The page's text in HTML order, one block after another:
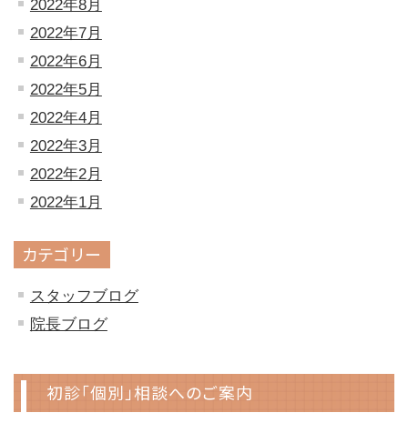
2022年8月
2022年7月
2022年6月
2022年5月
2022年4月
2022年3月
2022年2月
2022年1月
カテゴリー
スタッフブログ
院長ブログ
初診「個別」相談へのご案内